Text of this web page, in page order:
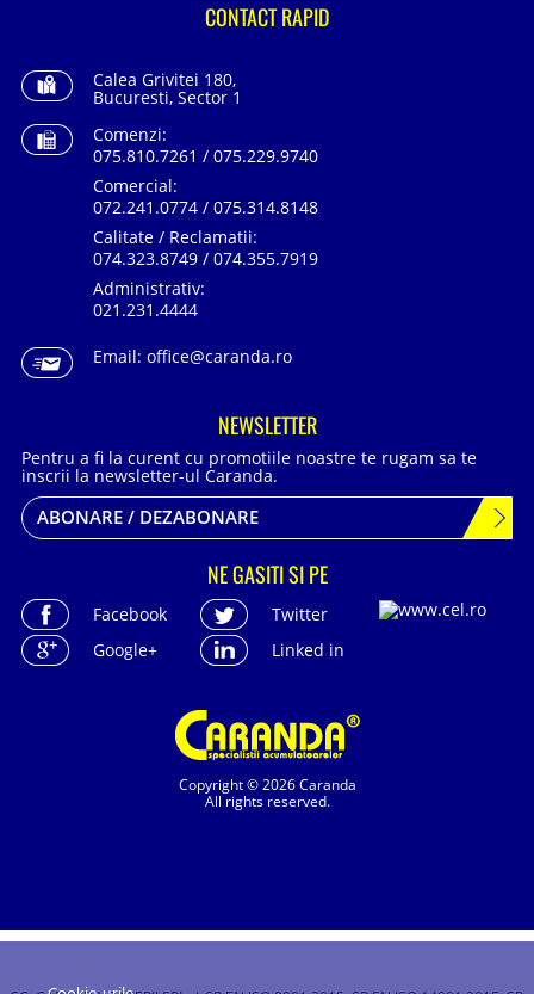
Copyright © 2026 Caranda
All rights reserved.
CONTACT RAPID
Calea Grivitei 180,
Bucuresti, Sector 1
Comenzi:
075.810.7261 / 075.229.9740
Comercial:
072.241.0774 / 075.314.8148
Calitate / Reclamatii:
074.323.8749 / 074.355.7919
Administrativ:
021.231.4444
Email: office@caranda.ro
NEWSLETTER
Pentru a fi la curent cu promotiile noastre te rugam sa te
inscrii la newsletter-ul Caranda.
ABONARE / DEZABONARE
NE GASITI SI PE
Facebook
Twitter
Google+
Linked in